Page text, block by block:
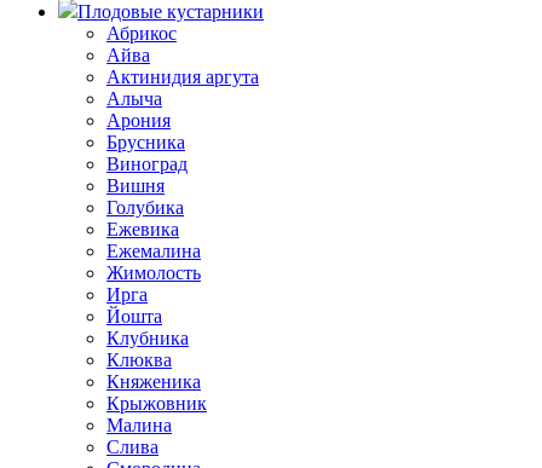
Плодовые кустарники
Абрикос
Айва
Актинидия аргута
Алыча
Арония
Брусника
Виноград
Вишня
Голубика
Ежевика
Ежемалина
Жимолость
Ирга
Йошта
Клубника
Клюква
Княженика
Крыжовник
Малина
Слива